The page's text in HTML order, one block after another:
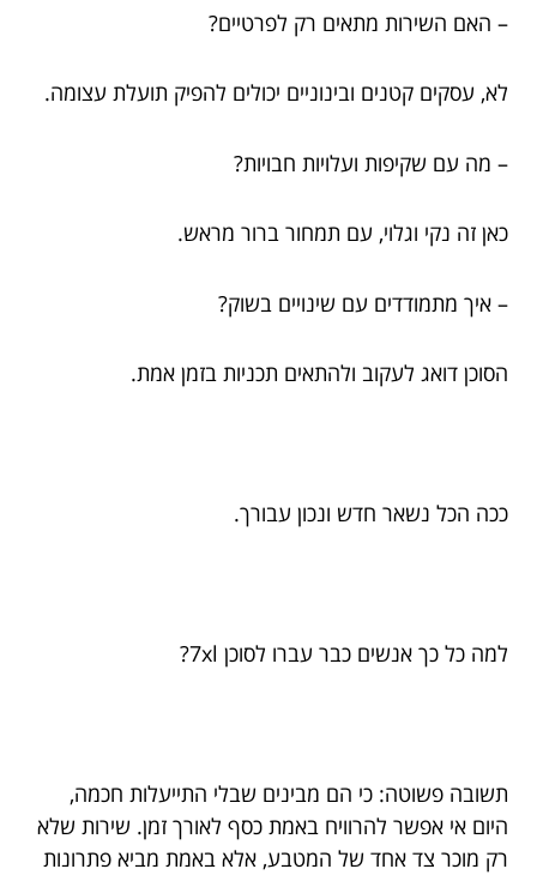
– האם השירות מתאים רק לפרטיים?
לא, עסקים קטנים ובינוניים יכולים להפיק תועלת עצומה.
– מה עם שקיפות ועלויות חבויות?
כאן זה נקי וגלוי, עם תמחור ברור מראש.
– איך מתמודדים עם שינויים בשוק?
הסוכן דואג לעקוב ולהתאים תכניות בזמן אמת.
ככה הכל נשאר חדש ונכון עבורך.
למה כל כך אנשים כבר עברו לסוכן 7xl?
תשובה פשוטה: כי הם מבינים שבלי התייעלות חכמה,
היום אי אפשר להרוויח באמת כסף לאורך זמן. שירות שלא
רק מוכר צד אחד של המטבע, אלא באמת מביא פתרונות